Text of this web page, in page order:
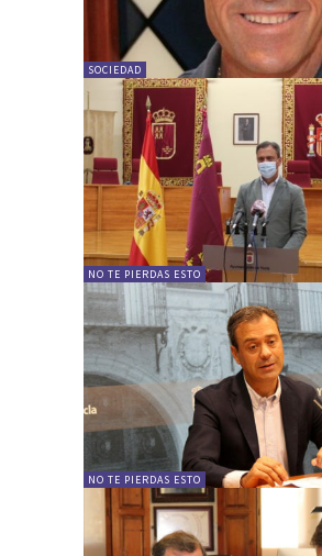
SOCIEDAD
NO TE PIERDAS ESTO
NO TE PIERDAS ESTO